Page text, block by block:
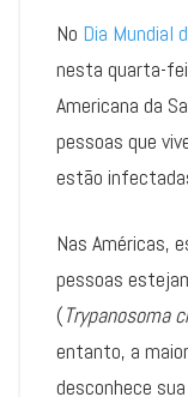
No Dia Mundial
nesta quarta-
Americana da
pessoas que
estão
Nas Américas,
pessoas
(Trypanosoma
entanto, a
desconhece